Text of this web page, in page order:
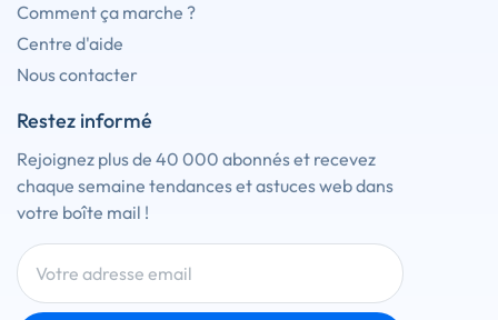
Comment ça marche ?
Centre d'aide
Nous contacter
Restez informé
Rejoignez plus de 40 000 abonnés et recevez
chaque semaine tendances et astuces web dans
votre boîte mail !